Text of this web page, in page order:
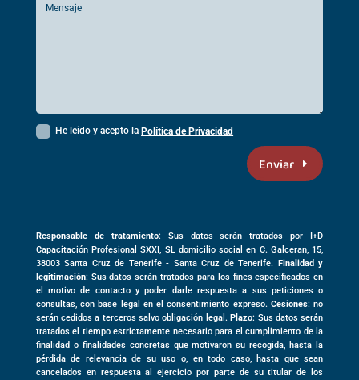
He leido y acepto laPolítica de Privacidad
Enviar
Responsable de tratamiento: Sus datos serán tratados por I+D
Capacitación Profesional SXXI, SL domicilio social en C. Galceran, 15,
38003Santa Cruz de Tenerife - Santa Cruz de Tenerife.
Finalidad y
legitimación: Sus datos serán tratados para los fines especificados en
el motivo de contacto y poder darle respuesta a sus peticiones o
consultas, con base legal en el consentimiento expreso. Cesiones: no
serán cedidos a terceros salvo obligación legal. Plazo: Sus datos serán
tratados el tiempo estrictamente necesario para el cumplimiento de la
finalidad o finalidades concretas que motivaron su recogida, hasta la
pérdida de relevancia de su uso o, en todo caso, hasta que sean
cancelados en respuesta al ejercicio por parte de su titular de los